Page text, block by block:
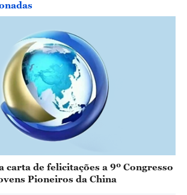
carta de felicitações a 9º Congresso
Pioneiros da China